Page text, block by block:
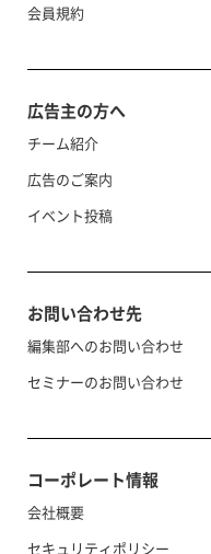
会員規約
広告主の方へ
チーム紹介
広告のご案内
イベント投稿
お問い合わせ先
編集部へのお問い合わせ
セミナーのお問い合わせ
コーポレート情報
会社概要
セキュリティポリシー